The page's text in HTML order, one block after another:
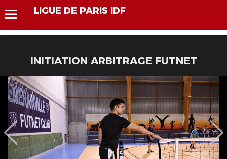
LIGUE DE PARIS IDF
INITIATION ARBITRAGE FUTNET